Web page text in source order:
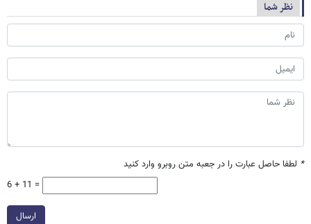
نظر شما
* لطفا حاصل عبارت را در جعبه متن روبرو وارد کنید
6 + 11 =
ارسال